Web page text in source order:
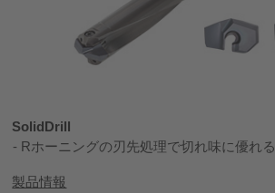
SolidDrill
Rホーニングの刃先処理で切れ味に優れる
製品情報